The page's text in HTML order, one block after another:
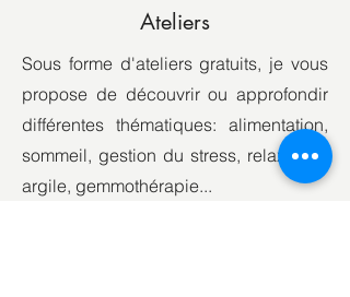
Ateliers
Sous forme d'ateliers gratuits, je vous
propose de découvrir ou approfondir
différentes thématiques: alimentation,
sommeil, gestion du stress, relaxation,
argile, gemmothérapie...